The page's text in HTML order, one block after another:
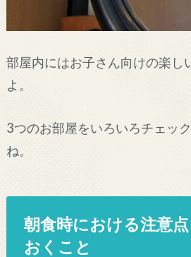
部屋内にはお子さん向けの楽し
よ。
3つのお部屋をいろいろチェッ
ね。
朝食時における注意
おくこと